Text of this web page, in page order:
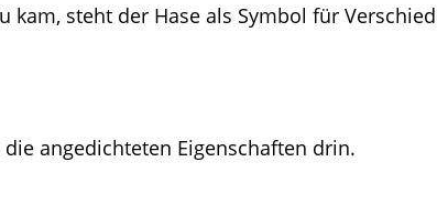
steht der Hase als Symbol für
angedichteten Eigenschaften drin.